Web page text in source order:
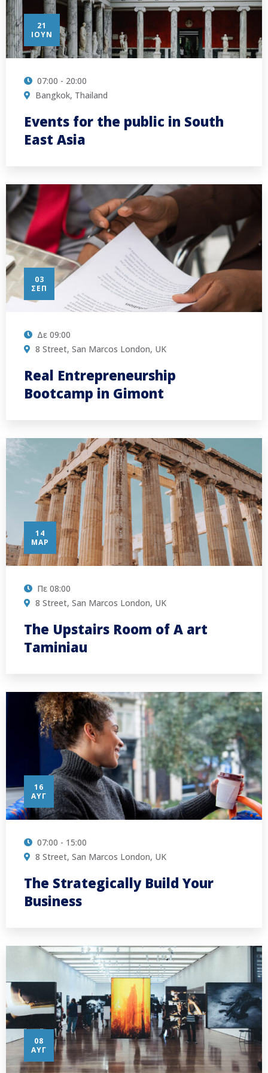
21
ΙΟΎΝ
07:00 - 20:00
Bangkok, Thailand
Events for the public in South
East Asia
03
ΣΕΠ
Δε 09:00
8 Street, San Marcos London, UK
Real Entrepreneurship
Bootcamp in Gimont
14
ΜΑΡ
Πε 08:00
8 Street, San Marcos London, UK
The Upstairs Room of A art
Taminiau
16
ΑΥΓ
07:00 - 15:00
8 Street, San Marcos London, UK
The Strategically Build Your
Business
08
ΑΥΓ